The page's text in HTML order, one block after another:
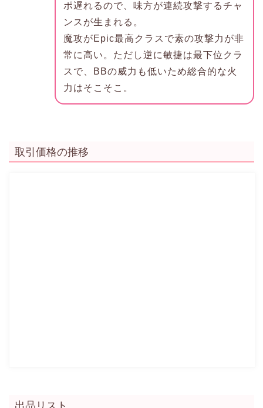
ポ遅れるので、味方が連続攻撃するチャ
ンスが生まれる。
魔攻がEpic最高クラスで素の攻撃力が非
常に高い。ただし逆に敏捷は最下位クラ
スで、BBの威力も低いため総合的な火
力はそこそこ。
取引価格の推移
出品リスト